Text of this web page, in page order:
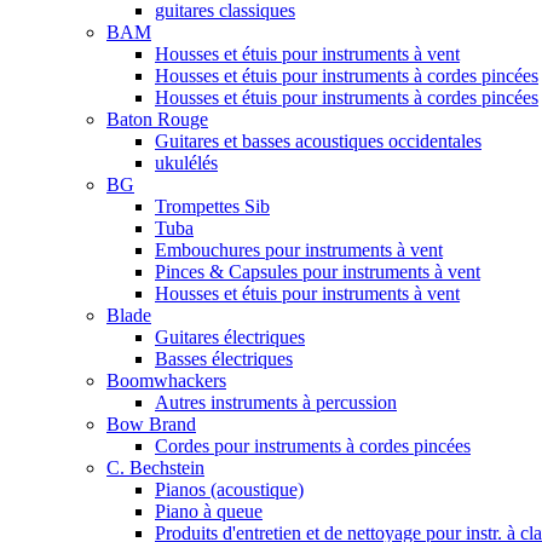
guitares classiques
BAM
Housses et étuis pour instruments à vent
Housses et étuis pour instruments à cordes pincées
Housses et étuis pour instruments à cordes pincées
Baton Rouge
Guitares et basses acoustiques occidentales
ukulélés
BG
Trompettes Sib
Tuba
Embouchures pour instruments à vent
Pinces & Capsules pour instruments à vent
Housses et étuis pour instruments à vent
Blade
Guitares électriques
Basses électriques
Boomwhackers
Autres instruments à percussion
Bow Brand
Cordes pour instruments à cordes pincées
C. Bechstein
Pianos (acoustique)
Piano à queue
Produits d'entretien et de nettoyage pour instr. à